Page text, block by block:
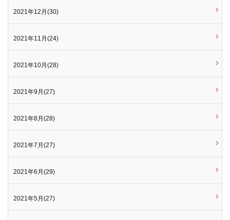
2021年12月(30)
2021年11月(24)
2021年10月(28)
2021年9月(27)
2021年8月(28)
2021年7月(27)
2021年6月(29)
2021年5月(27)